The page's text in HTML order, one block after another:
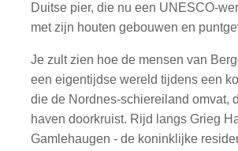
Duitse pier, die nu een UNESCO-
met zijn houten gebouwen en
Je zult zien hoe de mensen van
een eigentijdse wereld tijdens een
die de Nordnes-schiereiland omvat,
haven doorkruist. Rijd langs Grieg
Gamlehaugen - de koninklijke